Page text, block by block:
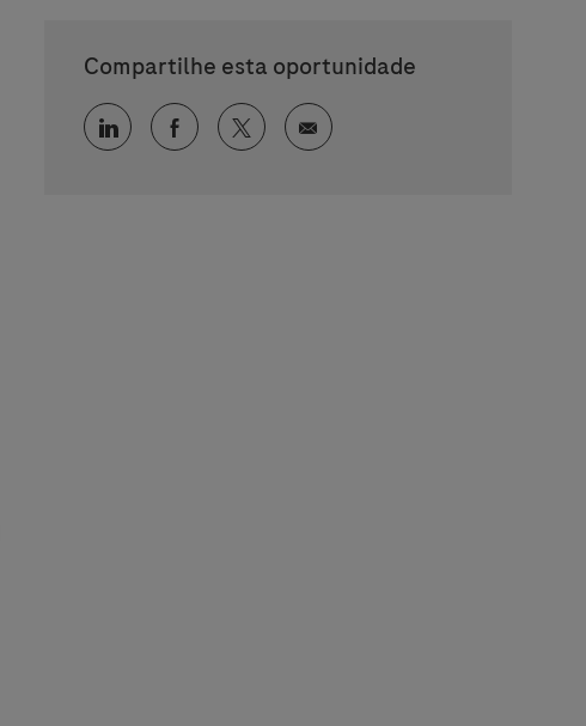
Compartilhe esta oportunidade
Compartilhar via LinkedIn
Compartilhar via Facebook
Compartilhar via twitter
Compartilhar via e-mail